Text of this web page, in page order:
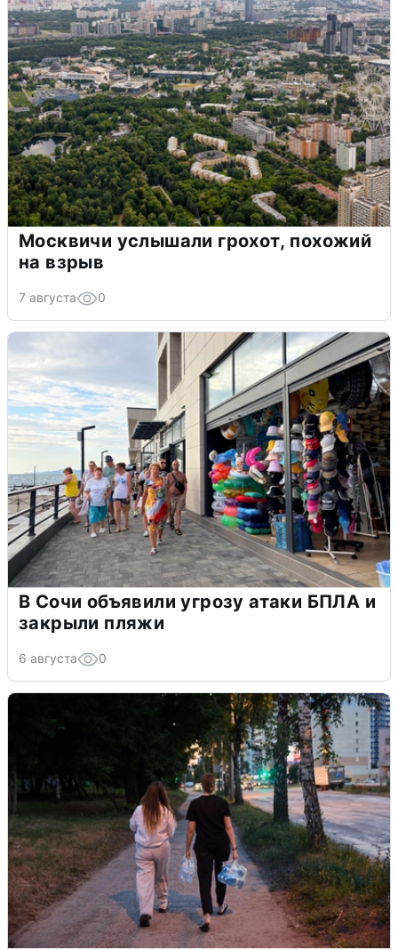
Москвичи услышали грохот, похожий
на взрыв
7 августа 0
В Сочи объявили угрозу атаки БПЛА и
закрыли пляжи
6 августа 0